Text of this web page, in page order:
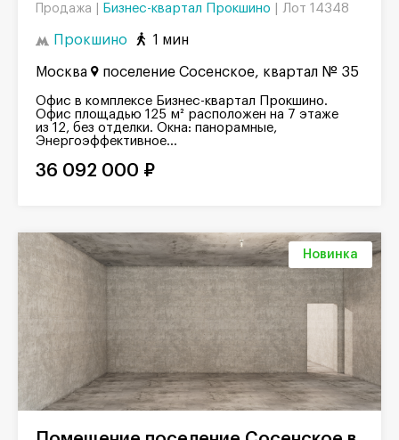
Продажа | Бизнес-квартал Прокшино Лот 14348
Прокшино 1 мин
Москва поселение Сосенское, квартал № 35
Офис в комплексе Бизнес-квартал Прокшино.
Офис площадью 125 м² расположен на 7 этаже
из 12, без отделки. Окна: панорамные,
Энергоэффективное...
36 092 000 ₽
Новинка